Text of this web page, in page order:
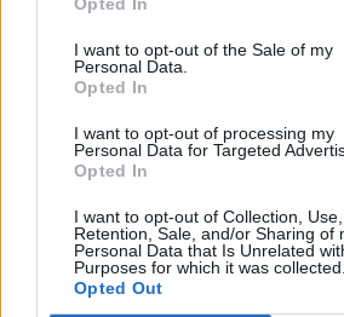
I want to opt-out of the Sale of my
Personal Data.
Opted In
I want to opt-out of processing my
Personal Data for Targeted
Opted In
I want to opt-out of Collection, Use,
Retention, Sale, and/or Sharing of
Personal Data that Is Unrelated
Purposes for which it was collected.
Opted Out
Sütibeállítások
Médiatér
Székely Sport
Liget
Bihari Napló